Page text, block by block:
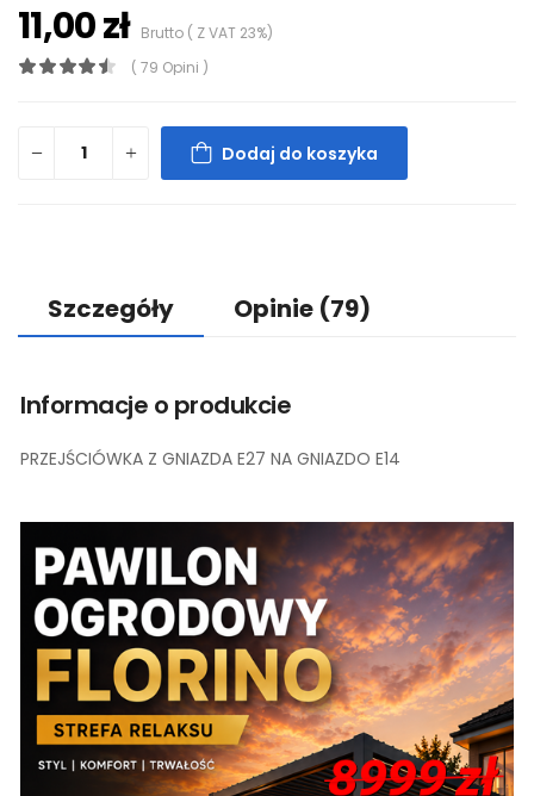
11,00 złBrutto ( Z VAT 23%)
( 79 Opini )
Dodaj do koszyka
Szczegóły Opinie (79)
Informacje o produkcie
PRZEJŚCIÓWKA Z GNIAZDA E27 NA GNIAZDO E14